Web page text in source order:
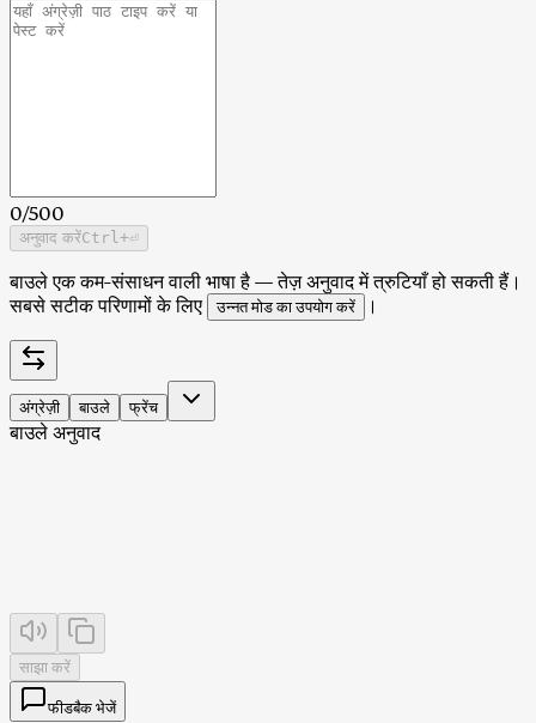
0/500
अनुवाद करेंCtrl +⏎
बाउले एक कम-संसाधन वाली भाषा है — तेज़ अनुवाद में त्रुटियाँ हो सकती हैं।
सबसे सटीक परिणामों के लिए
उन्नत मोड का उपयोग करें ।
अंग्रेज़ी बाउले फ्रेंच
बाउले अनुवाद
साझा करें
फीडबैक भेजें